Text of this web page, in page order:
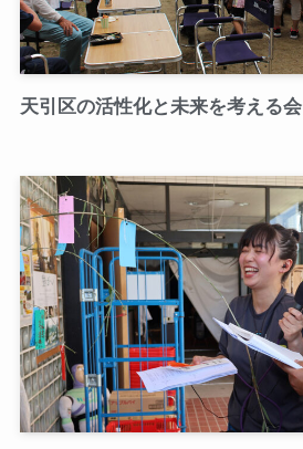
天引区の活性化と未来を考える会